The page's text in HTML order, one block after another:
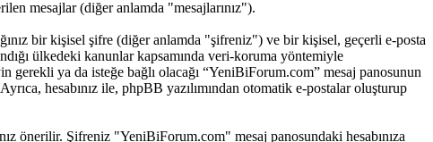
mesajlar (diğer anlamda "mesajlarınız").
bir kişisel şifre (diğer anlamda "şifreniz") ve bir kişisel, geçerli e-posta
ülkedeki kanunlar kapsamında veri-koruma yöntemiyle
gerekli ya da isteğe bağlı olacağı “YeniBiForum.com” mesaj panosunun
hesabınız ile, phpBB yazılımından otomatik e-postalar oluşturup
önerilir. Şifreniz "YeniBiForum.com" mesaj panosundaki hesabınıza